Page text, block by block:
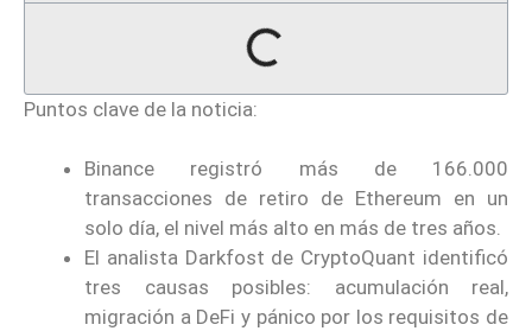
Puntos clave de la noticia:
Binance registró más de 166.000
transacciones de retiro de Ethereum en un
solo día, el nivel más alto en más de tres años.
El analista Darkfost de CryptoQuant identificó
tres causas posibles: acumulación real,
migración a DeFi y pánico por los requisitos de